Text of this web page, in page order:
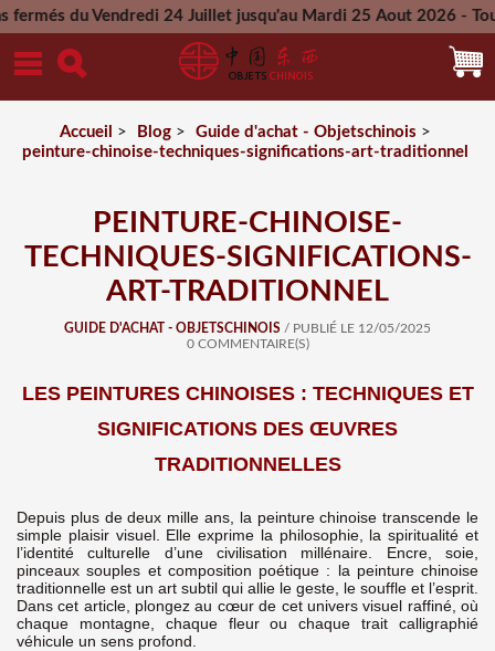
du Vendredi 24 Juillet jusqu'au Mardi 25 Aout 2026 - Toutes
Mercredi 26 Aout 2026
Accueil > Blog> Guide d'achat - Objetschinois >
peinture-chinoise-techniques-significations-art-traditionnel
PEINTURE-CHINOISE-
TECHNIQUES-SIGNIFICATIONS-
ART-TRADITIONNEL
GUIDE D'ACHAT - OBJETSCHINOIS / PUBLIÉ LE 12/05/2025
0 COMMENTAIRE(S)
LES PEINTURES CHINOISES : TECHNIQUES ET
SIGNIFICATIONS DES ŒUVRES
TRADITIONNELLES
Depuis plus de deux mille ans, la peinture chinoise transcende le
simple plaisir visuel. Elle exprime la philosophie, la spiritualité et
l’identité culturelle d’une civilisation millénaire. Encre, soie,
pinceaux souples et composition poétique : la peinture chinoise
traditionnelle est un art subtil qui allie le geste, le souffle et l’esprit.
Dans cet article, plongez au cœur de cet univers visuel raffiné, où
chaque montagne, chaque fleur ou chaque trait calligraphié
véhicule un sens profond.